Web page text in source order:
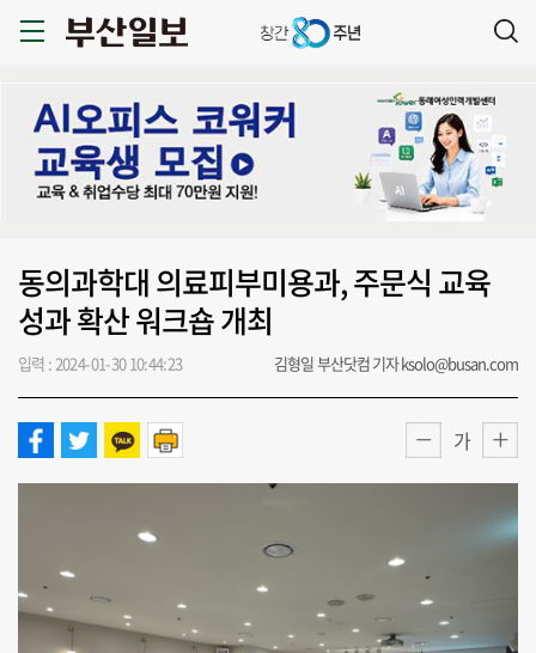
동의과학대 의료피부미용과, 주문식 교육
성과 확산 워크숍 개최
입력 : 2024-01-30 10:44:23 김형일 부산닷컴 기자 ksolo@busan.com
가